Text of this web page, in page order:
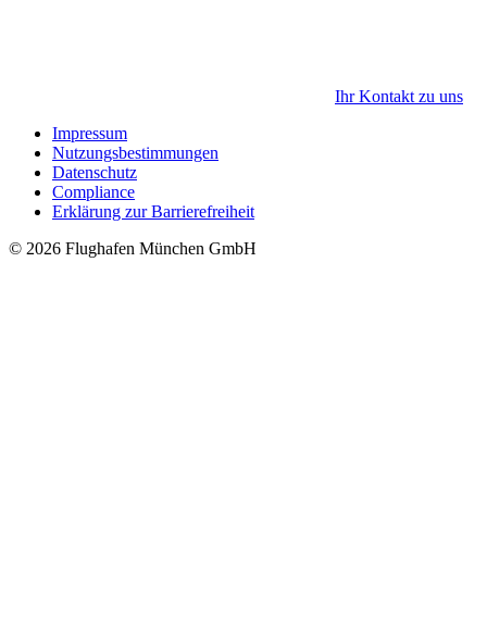
Ihr Kontakt zu uns
Impressum
Nutzungsbestimmungen
Datenschutz
Compliance
Erklärung zur Barrierefreiheit
© 2026 Flughafen München GmbH